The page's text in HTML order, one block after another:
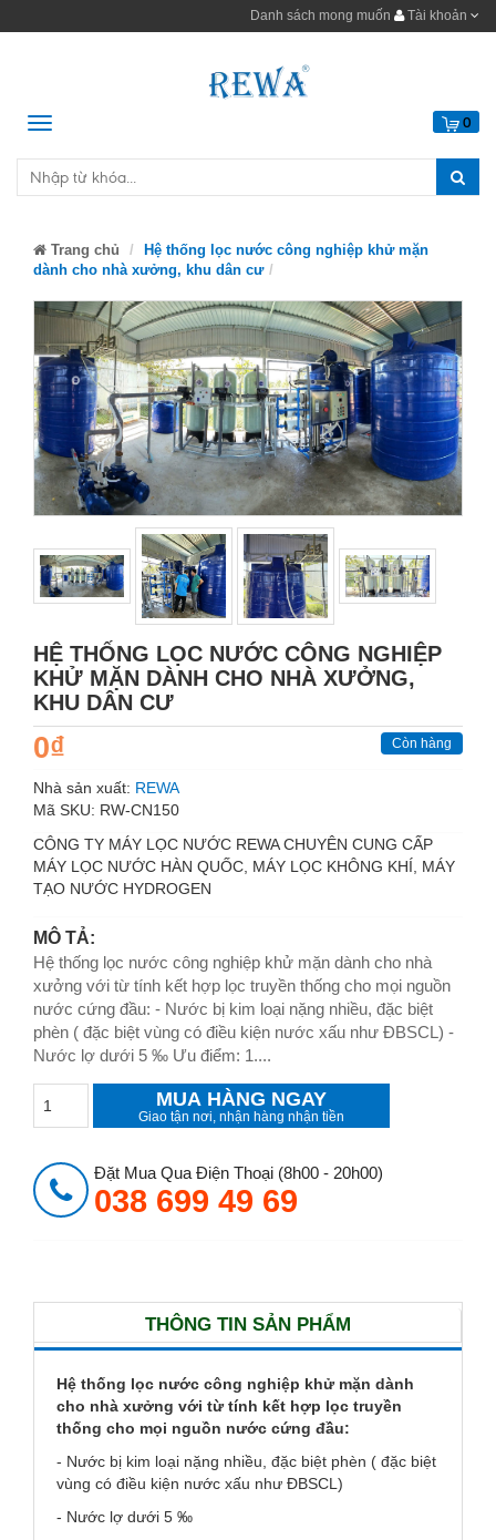
Danh sách mong muốn Tài khoản
Menu 0
Trang chủ
Hệ thống lọc nước công nghiệp khử mặn
dành cho nhà xưởng, khu dân cư
HỆ THỐNG LỌC NƯỚC CÔNG NGHIỆP
KHỬ MẶN DÀNH CHO NHÀ XƯỞNG,
KHU DÂN CƯ
0₫ Còn hàng
Nhà sản xuất: REWA
Mã SKU: RW-CN150
CÔNG TY MÁY LỌC NƯỚC REWA CHUYÊN CUNG CẤP
MÁY LỌC NƯỚC HÀN QUỐC, MÁY LỌC KHÔNG KHÍ, MÁY
TẠO NƯỚC HYDROGEN
MÔ TẢ:
Hệ thống lọc nước công nghiệp khử mặn dành cho nhà
xưởng với từ tính kết hợp lọc truyền thống cho mọi nguồn
nước cứng đầu: - Nước bị kim loại nặng nhiều, đặc biệt
phèn ( đặc biệt vùng có điều kiện nước xấu như ĐBSCL) -
Nước lợ dưới 5 ‰ Ưu điểm: 1....
MUA HÀNG NGAY
Giao tận nơi, nhận hàng nhận tiền
Đặt Mua Qua Điện Thoại (8h00 - 20h00)
038 699 49 69
THÔNG TIN SẢN PHẨM
Hệ thống lọc nước công nghiệp khử mặn dành
cho nhà xưởng với từ tính kết hợp lọc truyền
thống cho mọi nguồn nước cứng đầu:
- Nước bị kim loại nặng nhiều, đặc biệt phèn ( đặc biệt
vùng có điều kiện nước xấu như ĐBSCL)
- Nước lợ dưới 5 ‰